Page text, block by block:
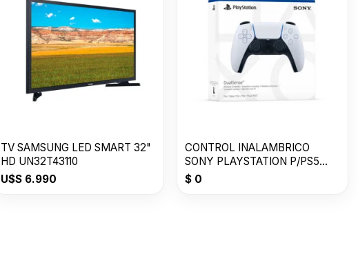
TV SAMSUNG LED SMART 32"
HD UN32T43110
U$S 6.990
CONTROL INALAMBRICO
SONY PLAYSTATION P/PS5
DUALSENSEtm
$ 0